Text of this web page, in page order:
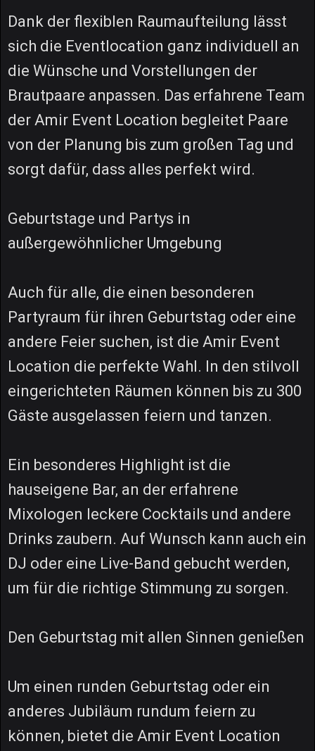
Dank der flexiblen Raumaufteilung lässt
sich die Eventlocation ganz individuell an
die Wünsche und Vorstellungen der
Brautpaare anpassen. Das erfahrene Team
der Amir Event Location begleitet Paare
von der Planung bis zum großen Tag und
sorgt dafür, dass alles perfekt wird.
Geburtstage und Partys in
außergewöhnlicher Umgebung
Auch für alle, die einen besonderen
Partyraum für ihren Geburtstag oder eine
andere Feier suchen, ist die Amir Event
Location die perfekte Wahl. In den stilvoll
eingerichteten Räumen können bis zu 300
Gäste ausgelassen feiern und tanzen.
Ein besonderes Highlight ist die
hauseigene Bar, an der erfahrene
Mixologen leckere Cocktails und andere
Drinks zaubern. Auf Wunsch kann auch ein
DJ oder eine Live-Band gebucht werden,
um für die richtige Stimmung zu sorgen.
Den Geburtstag mit allen Sinnen genießen
Um einen runden Geburtstag oder ein
anderes Jubiläum rundum feiern zu
können, bietet die Amir Event Location